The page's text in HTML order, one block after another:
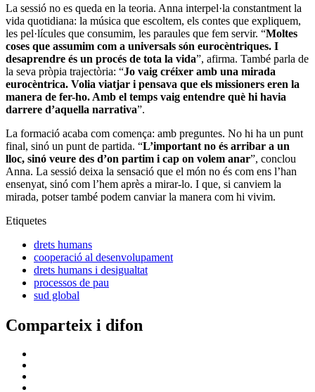
La sessió no es queda en la teoria. Anna interpel·la constantment la
vida quotidiana: la música que escoltem, els contes que expliquem,
les pel·lícules que consumim, les paraules que fem servir. “Moltes
coses que assumim com a universals són eurocèntriques. I
desaprendre és un procés de tota la vida”, afirma. També parla de
la seva pròpia trajectòria: “Jo vaig créixer amb una mirada
eurocèntrica. Volia viatjar i pensava que els missioners eren la
manera de fer-ho. Amb el temps vaig entendre què hi havia
darrere d’aquella narrativa”.
La formació acaba com comença: amb preguntes. No hi ha un punt
final, sinó un punt de partida. “L’important no és arribar a un
lloc, sinó veure des d’on partim i cap on volem anar”, conclou
Anna. La sessió deixa la sensació que el món no és com ens l’han
ensenyat, sinó com l’hem après a mirar-lo. I que, si canviem la
mirada, potser també podem canviar la manera com hi vivim.
Etiquetes
drets humans
cooperació al desenvolupament
drets humans i desigualtat
processos de pau
sud global
Comparteix i difon